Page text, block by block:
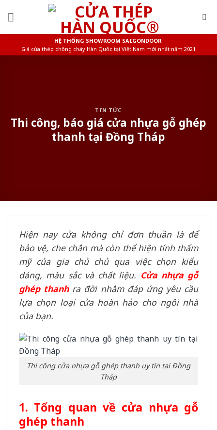
HỆ THỐNG SHOWROOM SAIGONDOOR
Giá cửa thép chống cháy Hàn Quốc tại Việt Nam mới nhất năm 2021
TIN TỨC
Thi công, báo giá cửa nhựa gỗ ghép
thanh tại Đồng Tháp
Hiện nay cửa không chỉ đơn thuần là để
bảo vệ, che chắn mà còn thể hiện tính thẩm
mỹ của gia chủ chủ qua việc chọn kiểu
dáng, màu sắc và chất liệu. Cửa nhựa gỗ
ghép thanhra đời nhằm đáp ứng yêu cầu
lựa chọn loại cửa hoàn hảo cho ngôi nhà
của bạn.
Thi công cửa nhựa gỗ ghép thanh uy tín tại Đồng
Tháp
1. Tổng quan về cửa nhựa gỗ
ghép thanh